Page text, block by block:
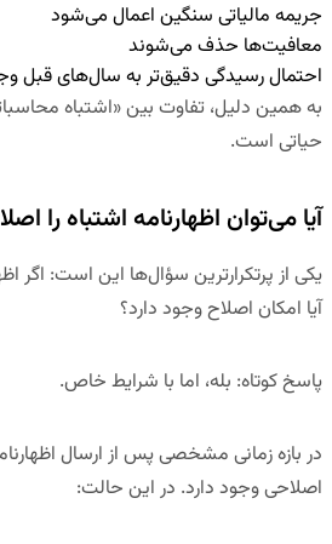
جریمه مالیاتی سنگین اعمال می‌شود
معافیت‌ها حذف می‌شوند
احتمال رسیدگی دقیق‌تر به سال‌های قبل
به همین دلیل، تفاوت بین «اشتباه
حیاتی است.
آیا می‌توان اظهارنامه اشتباه را
یکی از پرتکرارترین سؤال‌ها این است: اگر
آیا امکان اصلاح وجود دارد؟
پاسخ کوتاه: بله، اما با شرایط خاص.
در بازه زمانی مشخصی پس از ارسال
اصلاحی وجود دارد. در این حالت: